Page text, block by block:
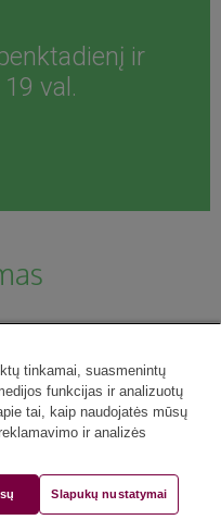
ir
val.
tinkamai, suasmenintų
funkcijas ir analizuotų
tai, kaip naudojatės mūsų
ir analizės
Slapukų nustatymai